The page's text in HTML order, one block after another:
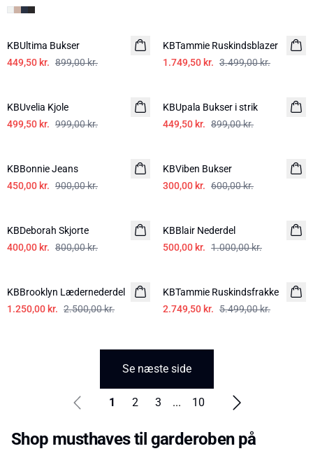
-50%
KBUltima Bukser
449,50 kr. 899,00 kr.
KBTammie Ruskindsblazer
1.749,50 kr. 3.499,00 kr.
KBUvelia Kjole
499,50 kr. 999,00 kr.
KBUpala Bukser i strik
449,50 kr. 899,00 kr.
KBBonnie Jeans
450,00 kr. 900,00 kr.
KBViben Bukser
300,00 kr. 600,00 kr.
KBDeborah Skjorte
400,00 kr. 800,00 kr.
KBBlair Nederdel
500,00 kr. 1.000,00 kr.
KBBrooklyn Lædernederdel
1.250,00 kr. 2.500,00 kr.
KBTammie Ruskindsfrakke
2.749,50 kr. 5.499,00 kr.
Se næste side
1 2 3 ... 10
Shop musthaves til garderoben på